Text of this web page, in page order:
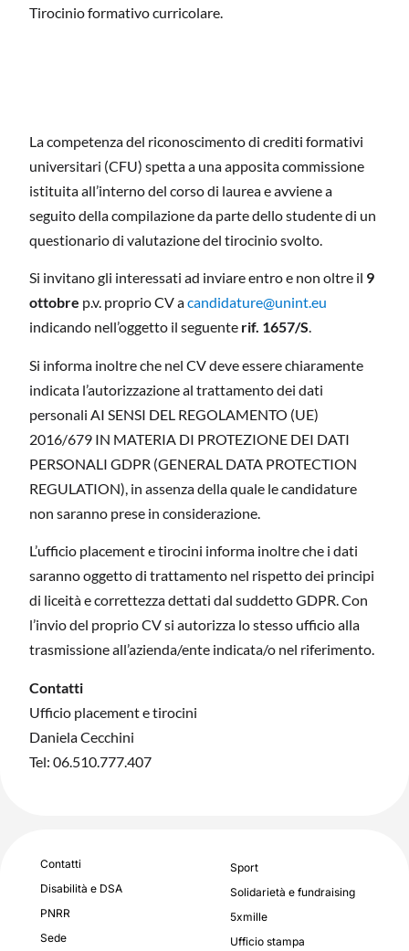
Tirocinio formativo curricolare.
La competenza del riconoscimento di crediti formativi
universitari (CFU) spetta a una apposita commissione
istituita all’interno del corso di laurea e avviene a
seguito della compilazione da parte dello studente di un
questionario di valutazione del tirocinio svolto.
Si invitano gli interessati ad inviare entro e non oltre il 9
ottobre p.v. proprio CV acandidature@unint.eu
indicando nell’oggetto il seguente rif. 1657/S.
Si informa inoltre che nel CV deve essere chiaramente
indicata l’autorizzazione al trattamento dei dati
personali AI SENSI DEL REGOLAMENTO (UE)
2016/679 IN MATERIA DI PROTEZIONE DEI DATI
PERSONALI GDPR (GENERAL DATA PROTECTION
REGULATION), in assenza della quale le candidature
non saranno prese in considerazione.
L’ufficio placement e tirocini informa inoltre che i dati
saranno oggetto di trattamento nel rispetto dei principi
di liceità e correttezza dettati dal suddetto GDPR. Con
l’invio del proprio CV si autorizza lo stesso ufficio alla
trasmissione all’azienda/ente indicata/o nel riferimento.
Contatti
Ufficio placement e tirocini
Daniela Cecchini
Tel: 06.510.777.407
Contatti
Disabilità e DSA
PNRR
Sede
Sport
Solidarietà e fundraising
5xmille
Ufficio stampa